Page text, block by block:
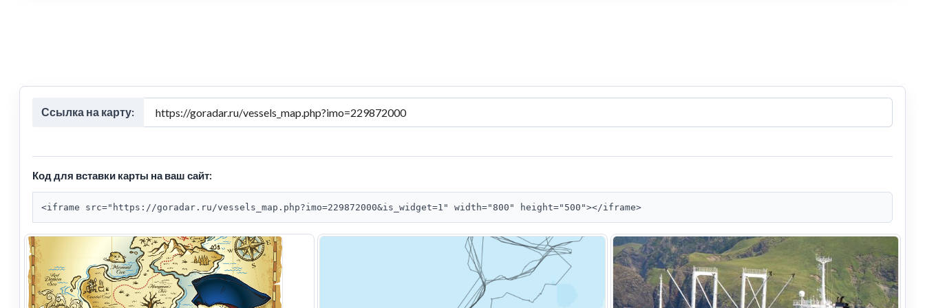
Ссылка на карту:
Код для вставки карты на ваш сайт:
<iframe src="https://goradar.ru/vessels_map.php?imo=229872000&is_widget=1" width="800" height="500"></iframe>